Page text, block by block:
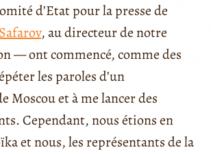
d’Etat pour la presse de
, au directeur de notre
— ont commencé, comme des
les paroles d’un
Moscou et à me lancer des
Cependant, nous étions en
et nous, les représentants de la